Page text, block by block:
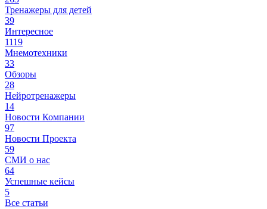
Тренажеры для детей
39
Интересное
1119
Мнемотехники
33
Обзоры
28
Нейротренажеры
14
Новости Компании
97
Новости Проекта
59
СМИ о нас
64
Успешные кейсы
5
Все статьи